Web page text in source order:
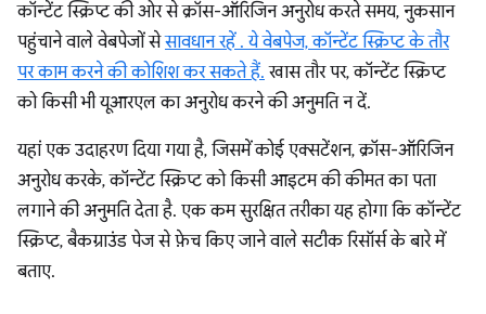
कॉन्टेंट स्क्रिप्ट की ओर से क्रॉस-ऑरिजिन अनुरोध करते समय, नुकसान
पहुंचाने वाले वेबपेजों सेसावधान रहें . ये वेबपेज, कॉन्टेंट स्क्रिप्ट के तौर
पर काम करने की कोशिश कर सकते हैं. खास तौर पर, कॉन्टेंट स्क्रिप्ट
को किसी भी यूआरएल का अनुरोध करने की अनुमति न दें.
यहां एक उदाहरण दिया गया है, जिसमें कोई एक्सटेंशन, क्रॉस-ऑरिजिन
अनुरोध करके, कॉन्टेंट स्क्रिप्ट को किसी आइटम की कीमत का पता
लगाने की अनुमति देता है. एक कम सुरक्षित तरीका यह होगा कि कॉन्टेंट
स्क्रिप्ट, बैकग्राउंड पेज से फ़ेच किए जाने वाले सटीक रिसॉर्स के बारे में
बताए.